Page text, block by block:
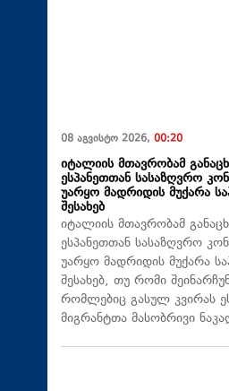
08 აგვისტო 2026, 00:20
იტალიის მთავრობამ
ესპანეთთან სასაზღვრო
უარყო მადრიდის მუქარა
შესახებ
იტალიის მთავრობამ
ესპანეთთან სასაზღვრო
უარყო მადრიდის მუქარა
შესახებ, თუ რომი
რომლებიც გასულ კვირას
მიგრანტთა მასობრივი